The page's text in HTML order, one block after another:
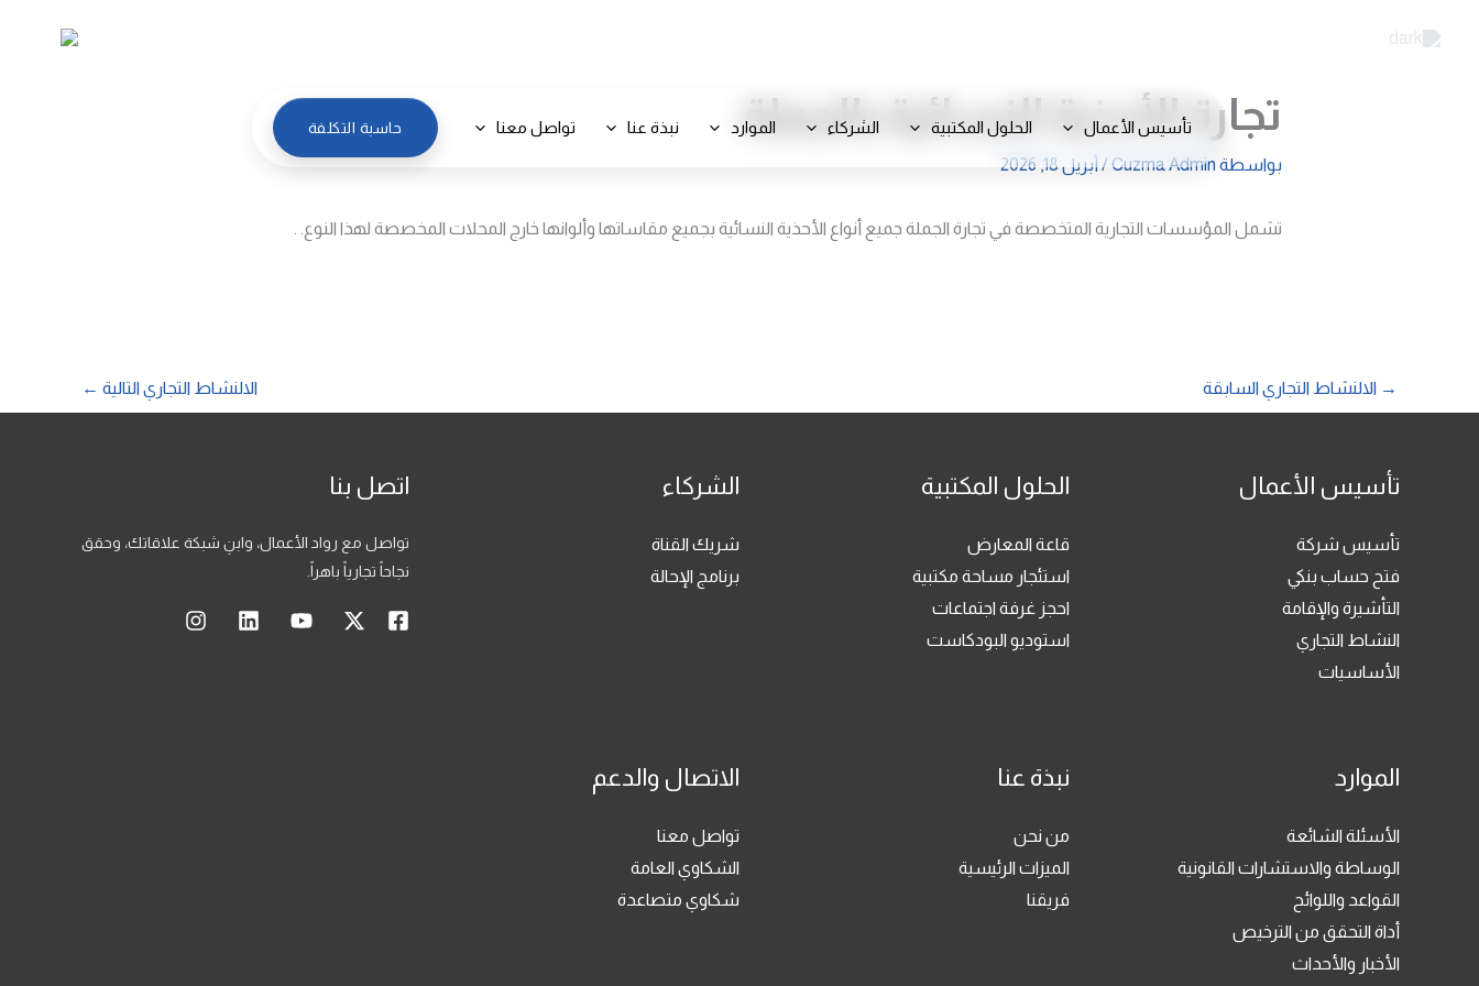
تأسيس الأعمال الحلول المكتبية الشركاء الموارد نبذة عنا تواصل معنا حاسبة التكلفة تجارة الأحذية النسائية بالجملة
بواسطة Cuzma Admin
/ أبريل 18, 2026
تشمل المؤسسات التجارية المتخصصة في تجارة الجملة جميع أنواع الأحذية النسائية بجميع مقاساتها وألوانها خارج المحلات المخصصة لهذا النوع. .
→ الالنشاط التجاري السابقة الالنشاط التجاري التالية ←
تأسيس الأعمال
تأسيس شركة
فتح حساب بنكي
التأشيرة والإقامة
النشاط التجاري
الأساسيات
الحلول المكتبية
قاعة المعارض
استئجار مساحة مكتبية
احجز غرفة اجتماعات
استوديو البودكاست
الشركاء
شريك القناة
برنامج الإحالة
اتصل بنا
تواصل مع رواد الأعمال، وابنِ شبكة علاقاتك، وحقق
نجاحاً تجارياً باهراً.
الموارد
الأسئلة الشائعة
الوساطة والاستشارات القانونية
القواعد واللوائح
أداة التحقق من الترخيص
الأخبار والأحداث
نبذة عنا
من نحن
الميزات الرئيسية
فريقنا
الاتصال والدعم
تواصل معنا
الشكاوي العامة
شكاوي متصاعدة